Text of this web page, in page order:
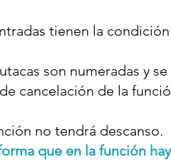
tienen la
son numeradas y
cancelación de la
no tendrá descanso.
que en la función